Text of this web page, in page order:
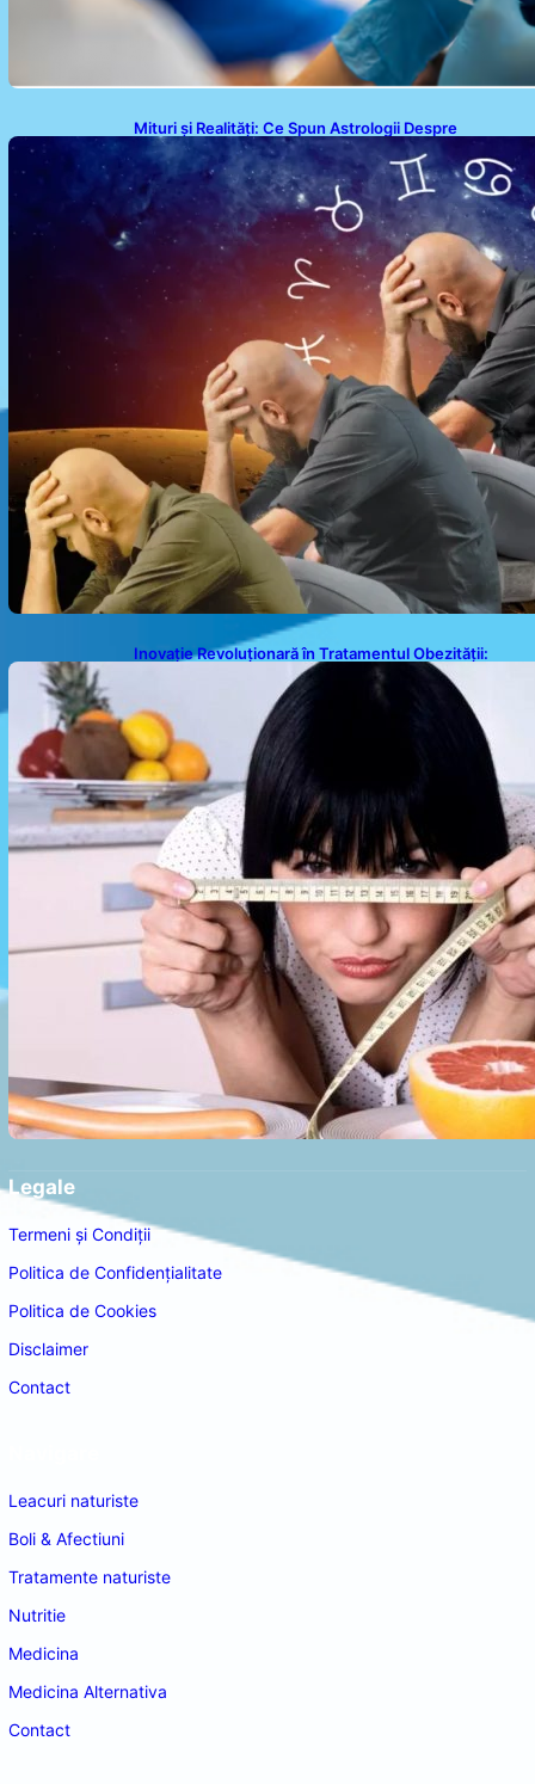
Mituri și Realități: Ce Spun Astrologii Despre
Sufletele Bătrâne și Lunile de Naștere
Inovație Revoluționară în Tratamentul Obezității:
Gastroplastie Endoscopică fără Bisturiu
Legale
Termeni și Condiții
Politica de Confidențialitate
Politica de Cookies
Disclaimer
Contact
Leacuri naturiste
Boli & Afectiuni
Tratamente naturiste
Nutritie
Medicina
Medicina Alternativa
Contact